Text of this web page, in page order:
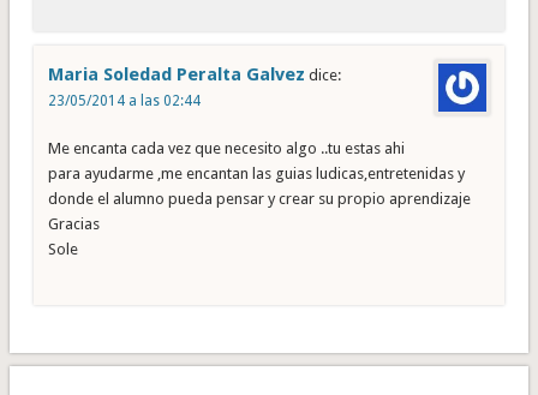
Maria Soledad Peralta Galvez dice:
23/05/2014 a las 02:44
Me encanta cada vez que necesito algo ..tu estas ahi
para ayudarme ,me encantan las guias ludicas,entretenidas y
donde el alumno pueda pensar y crear su propio aprendizaje
Gracias
Sole